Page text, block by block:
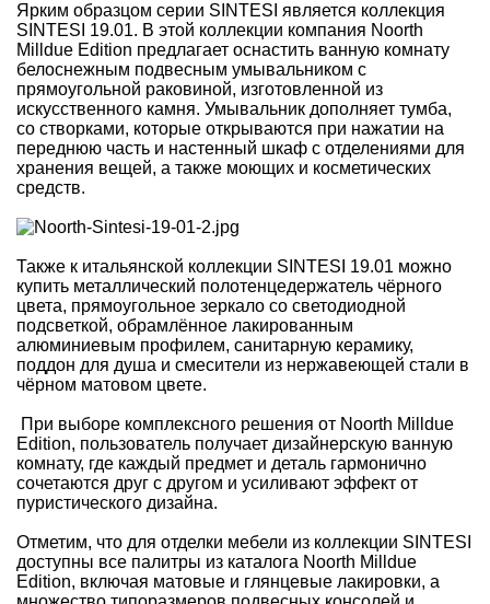
Ярким образцом серии SINTESI является коллекция
SINTESI 19.01. В этой коллекции компания Noorth
Milldue Edition предлагает оснастить ванную комнату
белоснежным подвесным умывальником с
прямоугольной раковиной, изготовленной из
искусственного камня. Умывальник дополняет тумба,
со створками, которые открываются при нажатии на
переднюю часть и настенный шкаф с отделениями для
хранения вещей, а также моющих и косметических
средств.
Также к итальянской коллекции SINTESI 19.01 можно
купить металлический полотенцедержатель чёрного
цвета, прямоугольное зеркало со светодиодной
подсветкой, обрамлённое лакированным
алюминиевым профилем, санитарную керамику,
поддон для душа и смесители из нержавеющей стали в
чёрном матовом цвете.
При выборе комплексного решения от Noorth Milldue
Edition, пользователь получает дизайнерскую ванную
комнату, где каждый предмет и деталь гармонично
сочетаются друг с другом и усиливают эффект от
пуристического дизайна.
Отметим, что для отделки мебели из коллекции SINTESI
доступны все палитры из каталога Noorth Milldue
Edition, включая матовые и глянцевые лакировки, а